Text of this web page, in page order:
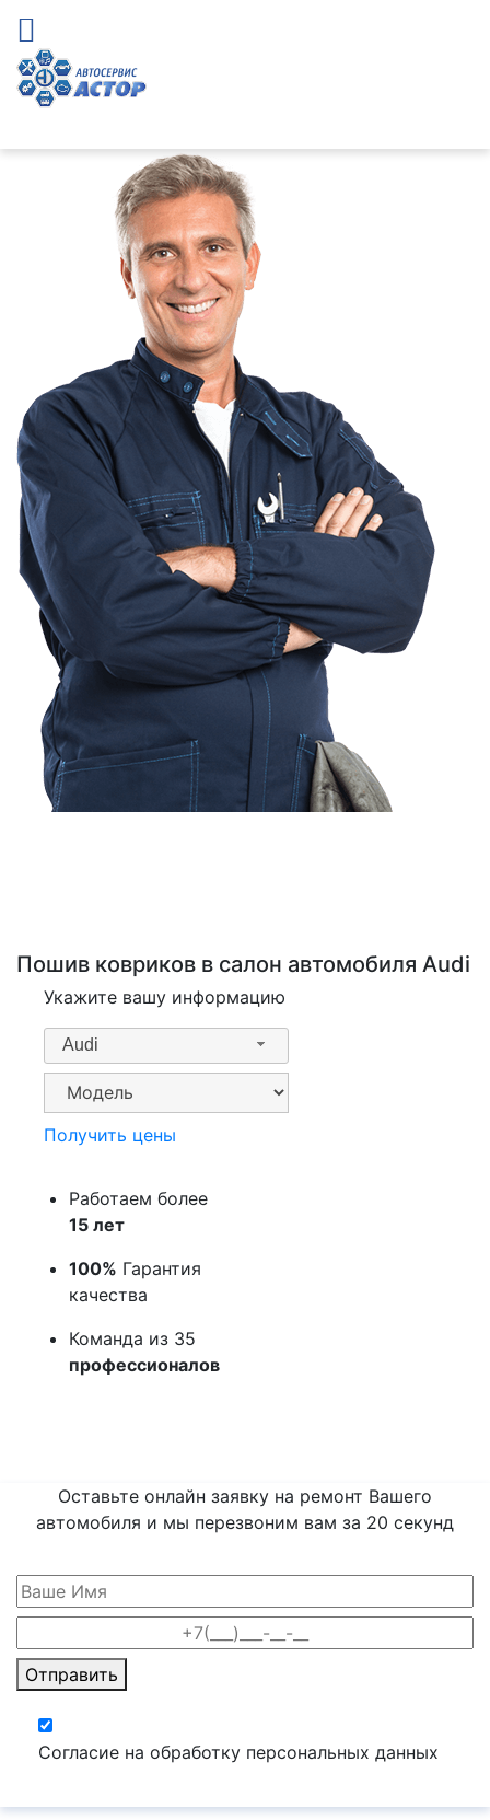
Пошив ковриков в салон автомобиля Audi
Укажите вашу информацию
Audi
Получить цены
Работаем более
15 лет
100% Гарантия
качества
Команда из 35
профессионалов
Оставьте онлайн заявку на ремонт Вашего
автомобиля и мы перезвоним вам за 20 секунд
Отправить
Согласие на обработку персональных данных